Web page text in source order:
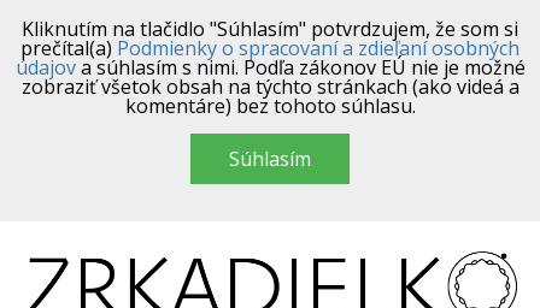
Kliknutím na tlačidlo "Súhlasím" potvrdzujem, že som si
prečítal(a) Podmienky o spracovaní a zdieľaní osobných
údajova súhlasím s nimi. Podľa zákonov EÚ nie je možné
zobraziť všetok obsah na týchto stránkach (ako videá a
komentáre) bez tohoto súhlasu.
Súhlasím